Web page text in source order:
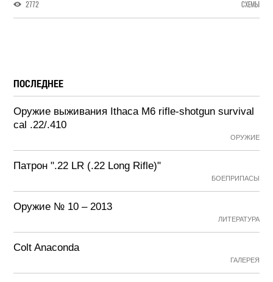
2772 СХЕМЫ
ПОСЛЕДНЕЕ
Оружие выживания Ithaca M6 rifle-shotgun survival
cal .22/.410
ОРУЖИЕ
Патрон ".22 LR (.22 Long Rifle)"
БОЕПРИПАСЫ
Оружие № 10 – 2013
ЛИТЕРАТУРА
Colt Anaconda
ГАЛЕРЕЯ